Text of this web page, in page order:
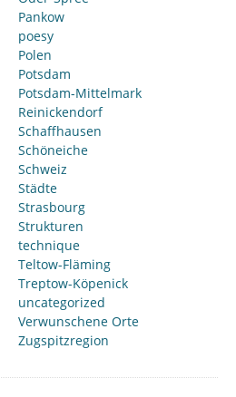
Pankow
poesy
Polen
Potsdam
Potsdam-Mittelmark
Reinickendorf
Schaffhausen
Schöneiche
Schweiz
Städte
Strasbourg
Strukturen
technique
Teltow-Fläming
Treptow-Köpenick
uncategorized
Verwunschene Orte
Zugspitzregion